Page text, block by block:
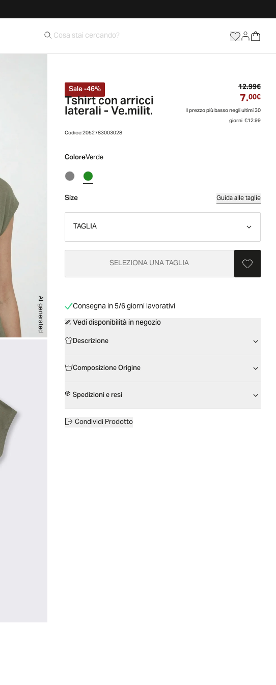
AI generated
Sale-46%
Tshirt con arricci
laterali - Ve.milit.
12.99€
7.00€
Il prezzo più basso negli ultimi 30
giorni€12.99
Codice:2052783003028
ColoreVerde
Size Guida alle taglie
TAGLIA
SELEZIONA UNA TAGLIA
Consegna in 5/6 giorni lavorativi
Vedi disponibilità in negozio
Descrizione
Composizione Origine
Spedizioni e resi
Condividi Prodotto